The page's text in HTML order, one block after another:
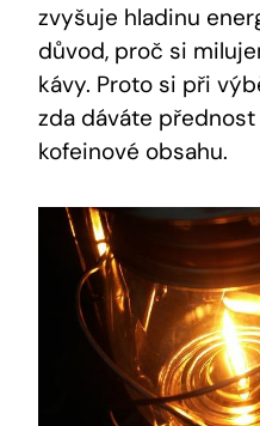
zvyšuje hladinu
důvod, proč si
kávy. Proto si při
zda dáváte
kofeinové obsahu.